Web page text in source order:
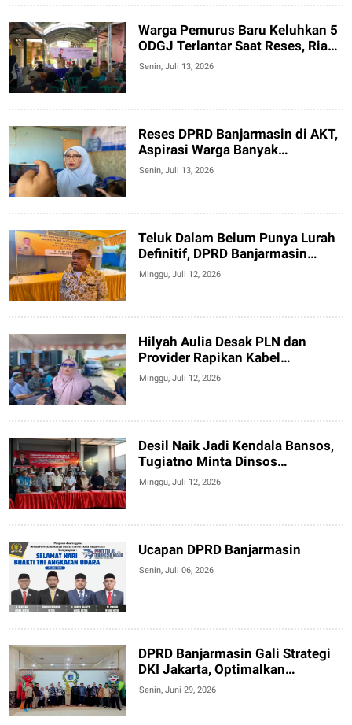
Warga Pemurus Baru Keluhkan 5
ODGJ Terlantar Saat Reses, Rian
Zulfikar Dorong Solusi Lintas
Senin, Juli 13, 2026
Reses DPRD Banjarmasin di AKT,
Aspirasi Warga Banyak
Terealisasi
Senin, Juli 13, 2026
Teluk Dalam Belum Punya Lurah
Definitif, DPRD Banjarmasin
Minta Pemkot Segera Isi Jabatan
Minggu, Juli 12, 2026
Hilyah Aulia Desak PLN dan
Provider Rapikan Kabel
Semrawut di Banjarmasin Selatan
Minggu, Juli 12, 2026
Desil Naik Jadi Kendala Bansos,
Tugiatno Minta Dinsos
Permudah Pelayanan Warga
Minggu, Juli 12, 2026
Ucapan DPRD Banjarmasin
Senin, Juli 06, 2026
DPRD Banjarmasin Gali Strategi
DKI Jakarta, Optimalkan
Retribusi Daerah untuk
Senin, Juni 29, 2026